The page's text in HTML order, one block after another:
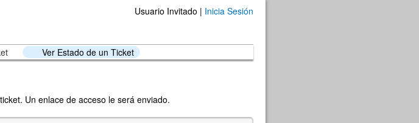
Usuario Invitado | Inicia Sesión
Ver Estado de un Ticket
Un enlace de acceso le será enviado.